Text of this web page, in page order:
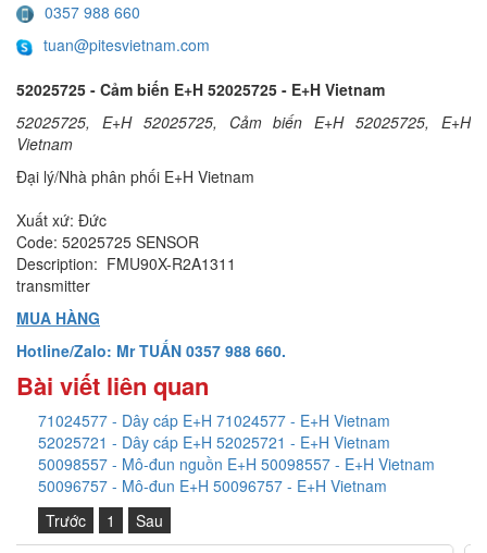
0357 988 660
tuan@pitesvietnam.com
52025725 - Cảm biến E+H 52025725 - E+H Vietnam
52025725, E+H 52025725, Cảm biến E+H 52025725, E+H
Vietnam
Đại lý/Nhà phân phối E+H Vietnam
Xuất xứ: Đức
Code: 52025725 SENSOR
Description: FMU90X-R2A1311
transmitter
MUA HÀNG
Hotline/Zalo: Mr TUẤN 0357 988 660.
Bài viết liên quan
71024577 - Dây cáp E+H 71024577 - E+H Vietnam
52025721 - Dây cáp E+H 52025721 - E+H Vietnam
50098557 - Mô-đun nguồn E+H 50098557 - E+H Vietnam
50096757 - Mô-đun E+H 50096757 - E+H Vietnam
Trước
1 Sau